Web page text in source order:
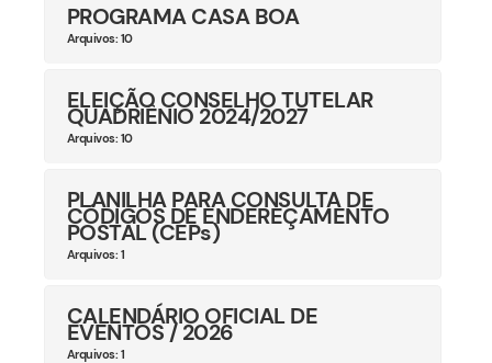
PROGRAMA CASA BOA
Arquivos: 10
ELEIÇÃO CONSELHO TUTELAR
QUADRIÊNIO 2024/2027
Arquivos: 10
PLANILHA PARA CONSULTA DE
CÓDIGOS DE ENDEREÇAMENTO
POSTAL (CEPs)
Arquivos: 1
CALENDÁRIO OFICIAL DE
EVENTOS / 2026
Arquivos: 1